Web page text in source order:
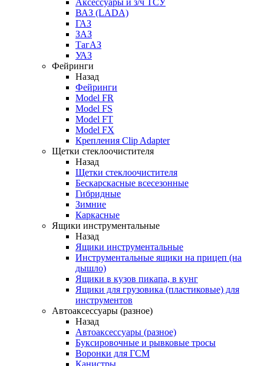
Аксессуары и з/ч ТСУ
ВАЗ (LADA)
ГАЗ
ЗАЗ
ТагАЗ
УАЗ
Фейринги
Назад
Фейринги
Model FR
Model FS
Model FT
Model FX
Крепления Clip Adapter
Щетки стеклоочистителя
Назад
Щетки стеклоочистителя
Бескарскасные всесезонные
Гибридные
Зимние
Каркасные
Ящики инструментальные
Назад
Ящики инструментальные
Инструментальные ящики на прицеп (на
дышло)
Ящики в кузов пикапа, в кунг
Ящики для грузовика (пластиковые) для
инструментов
Автоаксессуары (разное)
Назад
Автоаксессуары (разное)
Буксировочные и рывковые тросы
Воронки для ГСМ
Канистры